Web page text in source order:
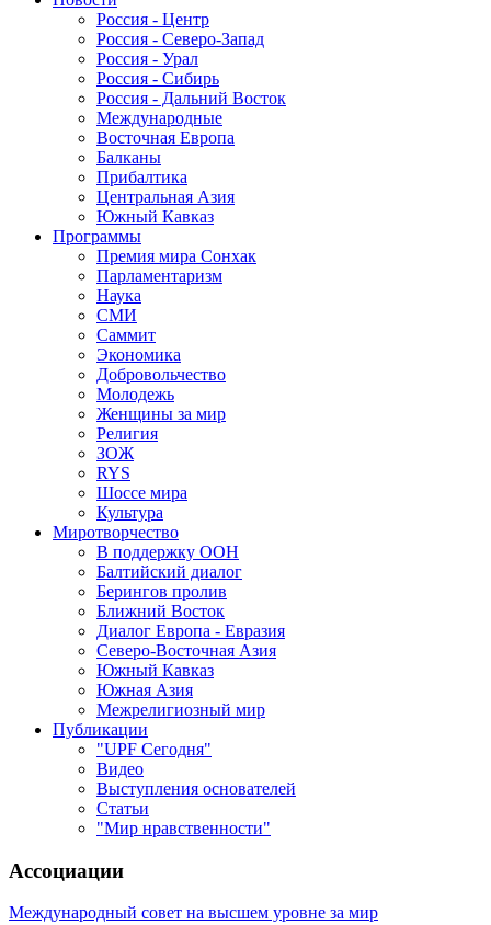
Россия - Центр
Россия - Северо-Запад
Россия - Урал
Россия - Сибирь
Россия - Дальний Восток
Международные
Восточная Европа
Балканы
Прибалтика
Центральная Азия
Южный Кавказ
Программы
Премия мира Сонхак
Парламентаризм
Наука
СМИ
Саммит
Экономика
Добровольчество
Молодежь
Женщины за мир
Религия
ЗОЖ
RYS
Шоссе мира
Культура
Миротворчество
В поддержку ООН
Балтийский диалог
Берингов пролив
Ближний Восток
Диалог Европа - Евразия
Северо-Восточная Азия
Южный Кавказ
Южная Азия
Межрелигиозный мир
Публикации
"UPF Сегодня"
Видео
Выступления основателей
Статьи
"Мир нравственности"
Ассоциации
Международный совет на высшем уровне за мир